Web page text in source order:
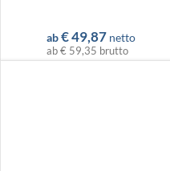
ab €49,87 netto
ab€ 59,35 brutto